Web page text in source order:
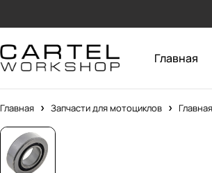
Главная
Главная Запчасти для мотоциклов